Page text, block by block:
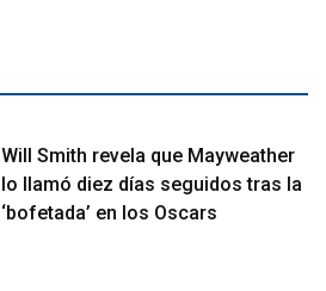
Will Smith revela que Mayweather
lo llamó diez días seguidos tras la
‘bofetada’ en los Oscars